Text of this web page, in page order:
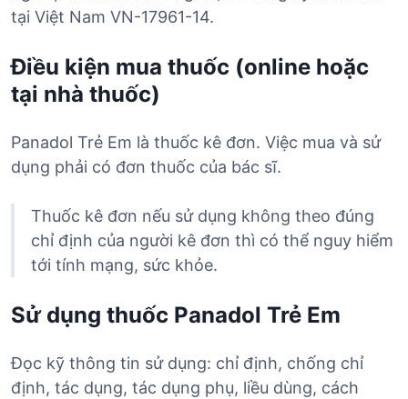
tại Việt Nam VN-17961-14.
Điều kiện mua thuốc (online hoặc
tại nhà thuốc)
Panadol Trẻ Em là thuốc kê đơn. Việc mua và sử
dụng phải có đơn thuốc của bác sĩ.
Thuốc kê đơn nếu sử dụng không theo đúng
chỉ định của người kê đơn thì có thể nguy hiểm
tới tính mạng, sức khỏe.
Sử dụng thuốc Panadol Trẻ Em
Đọc kỹ thông tin sử dụng: chỉ định, chống chỉ
định, tác dụng, tác dụng phụ, liều dùng, cách